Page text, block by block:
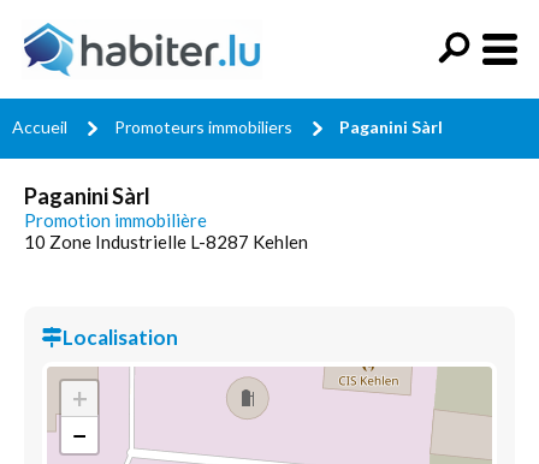
Accueil Promoteurs immobiliers Paganini Sàrl
Paganini Sàrl
Promotion immobilière
10 Zone Industrielle L-8287 Kehlen
Localisation
+
−